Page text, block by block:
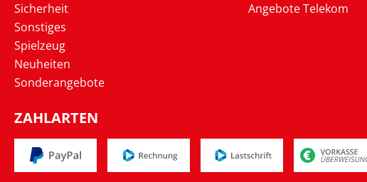
Sicherheit
Sonstiges
Spielzeug
Neuheiten
Sonderangebote
Angebote Telekom
ZAHLARTEN